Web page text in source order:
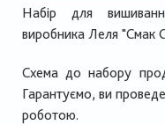
Набір для
виробника Леля "Смак
Схема до набору
Гарантуємо, ви
роботою.